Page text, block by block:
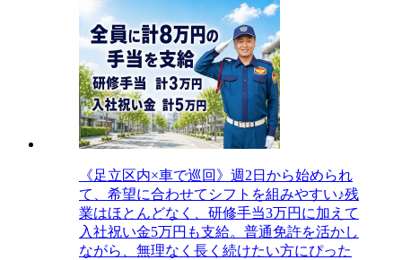
《足立区内×車で巡回》週2日から始められ
て、希望に合わせてシフトを組みやすい♪残
業はほとんどなく、研修手当3万円に加えて
入社祝い金5万円も支給。普通免許を活かし
ながら、無理なく長く続けたい方にぴった